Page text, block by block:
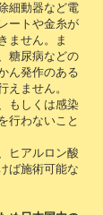
細動器など電
ートや金糸が
ません。ま
糖尿病などの
ん発作のある
えません。
もしくは感染
行わないこと
ヒアルロン酸
ば施術可能な